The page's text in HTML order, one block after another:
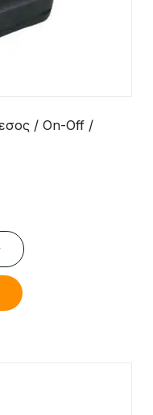
/ On-Off /